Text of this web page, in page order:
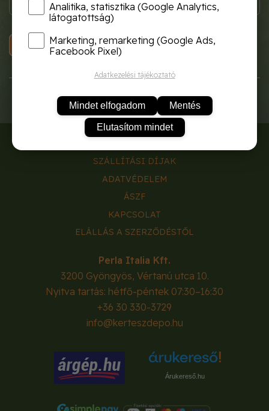
KOSÁRBA
SZÁLLÍTÁSI DÍJAK
ADATVÉDELEM
ÁSZF
KAPCSOLAT
ELÁLLÁS A SZERZŐDÉSTŐL
Perla Italia Kft.
3200 Gyöngyös, Vértanú utca 10.
Nyitva tartás: hétfő-péntek 07:30–16:30
+36 30 330-3729
info@kerteszdepo.hu
Árukereső.hu
Analitika, statisztika (Google Analytics,
látogatottság)
Marketing, remarketing (Google Ads,
Facebook Pixel)
Adatkezelési tájékoztató
Mindet elfogadom Mentés
Elutasítom mindet